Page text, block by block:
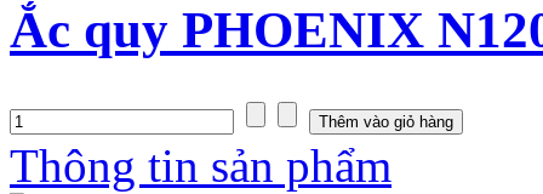
Ắc quy PHOENIX
Thông tin sản phẩm